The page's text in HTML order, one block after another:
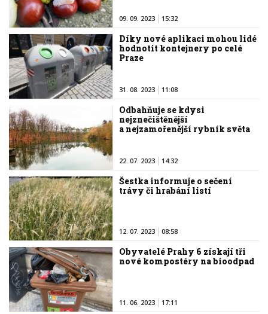
09. 09. 2023 15:32
Díky nové aplikaci mohou lidé
hodnotit kontejnery po celé
Praze
31. 08. 2023 11:08
Odbahňuje se kdysi
nejznečištěnější
a nejzamořenější rybník světa
22. 07. 2023 14:32
Šestka informuje o sečení
trávy či hrabání listí
12. 07. 2023 08:58
Obyvatelé Prahy 6 získají tři
nové kompostéry na bioodpad
11. 06. 2023 17:11